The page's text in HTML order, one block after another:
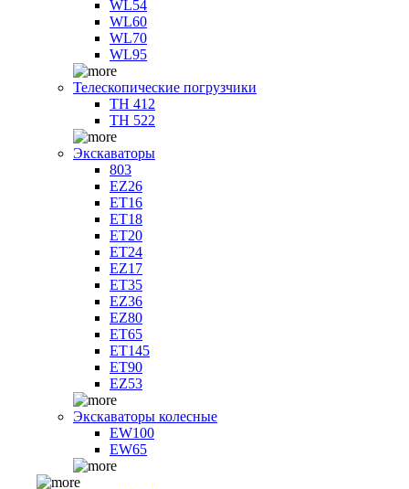
WL54
WL60
WL70
WL95
Телескопические погрузчики
TH 412
TH 522
Экскаваторы
803
EZ26
ET16
ET18
ET20
ET24
EZ17
ET35
EZ36
EZ80
ET65
ET145
ET90
EZ53
Экскаваторы колесные
EW100
EW65